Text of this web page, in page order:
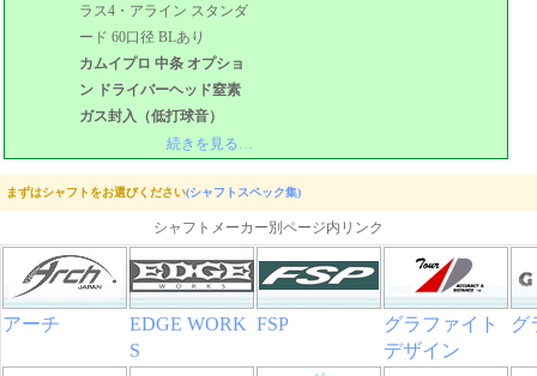
ラス4・アライン スタンダ
ード 60口径 BLあり
カムイプロ 中条 オプショ
ン ドライバーヘッド窒素
ガス封入（低打球音）
続きを見る…
まずはシャフトをお選びください(シャフトスペック集)
シャフトメーカー別ページ内リンク
アーチ
EDGE WORK
S
FSP
グラファイト
デザイン
グ